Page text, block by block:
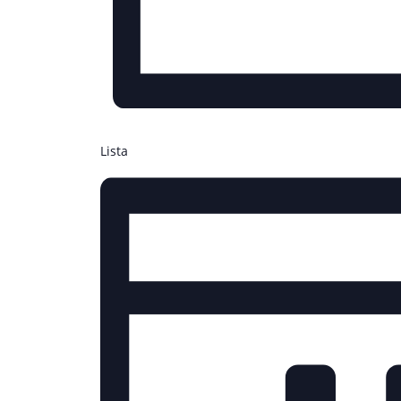
Lista